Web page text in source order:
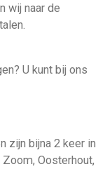
wij naar de
U kunt bij ons
zijn bijna 2 keer in
Oosterhout,